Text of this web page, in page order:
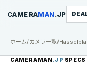
CAMERAMAN.JP
ホーム/カメラ一覧/
CAMERAMAN.JP SPECS